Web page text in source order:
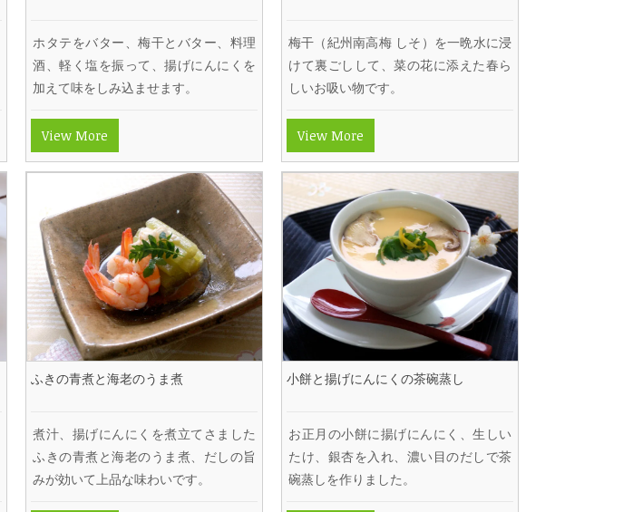
ホタテをバター、梅干とバター、料理
酒、軽く塩を振って、揚げにんにくを
加えて味をしみ込ませます。
View More
梅干（紀州南高梅 しそ）を一晩水に浸
けて裏ごしして、菜の花に添えた春ら
しいお吸い物です。
View More
ふきの青煮と海老のうま煮
煮汁、揚げにんにくを煮立てさました
ふきの青煮と海老のうま煮、だしの旨
みが効いて上品な味わいです。
小餅と揚げにんにくの茶碗蒸し
お正月の小餅に揚げにんにく、生しい
たけ、銀杏を入れ、濃い目のだしで茶
碗蒸しを作りました。